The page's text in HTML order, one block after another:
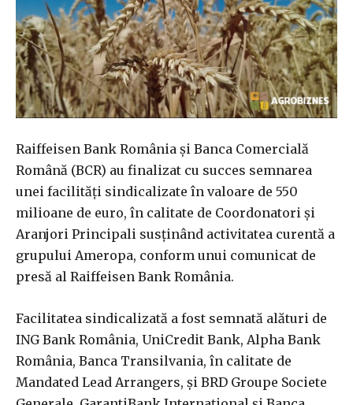
Raiffeisen Bank România şi Banca Comercială
Română (BCR) au finalizat cu succes semnarea
unei facilităţi sindicalizate în valoare de 550
milioane de euro, în calitate de Coordonatori şi
Aranjori Principali susţinând activitatea curentă a
grupului Ameropa, conform unui comunicat de
presă al Raiffeisen Bank România.
Facilitatea sindicalizată a fost semnată alături de
ING Bank România, UniCredit Bank, Alpha Bank
România, Banca Transilvania, în calitate de
Mandated Lead Arrangers, şi BRD Groupe Societe